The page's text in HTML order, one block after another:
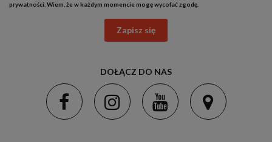
prywatności . Wiem, że w każdym momencie mogę wycofać zgodę.
Zapisz się
DOŁĄCZ DO NAS